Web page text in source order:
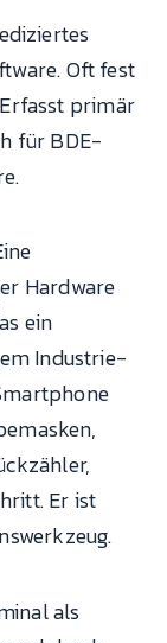
Oft fest
primär
für BDE-
Hardware
ein
Industrie-
Er ist
als